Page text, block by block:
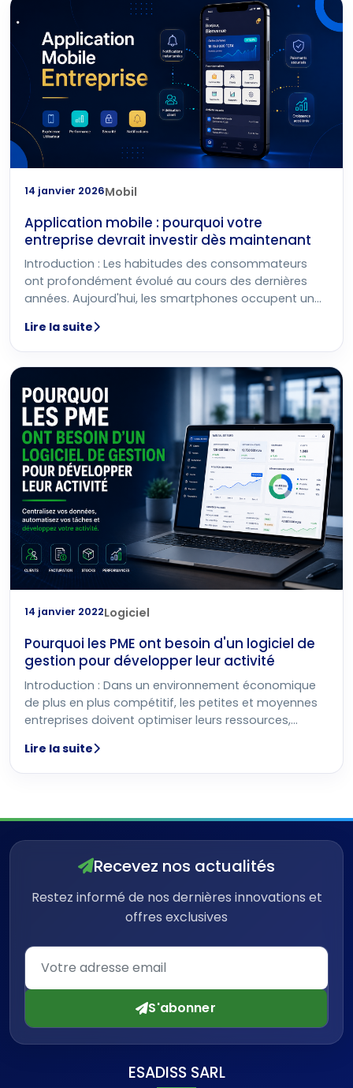
14 janvier 2026Mobil
Application mobile : pourquoi votre
entreprise devrait investir dès maintenant
Introduction : Les habitudes des consommateurs
ont profondément évolué au cours des dernières
années. Aujourd'hui, les smartphones occupent une
Lire la suite
14 janvier 2022Logiciel
Pourquoi les PME ont besoin d'un logiciel de
gestion pour développer leur activité
Introduction : Dans un environnement économique
de plus en plus compétitif, les petites et moyennes
entreprises doivent optimiser leurs ressources,
Lire la suite
Recevez nos actualités
Restez informé de nos dernières innovations et
offres exclusives
S'abonner
ESADISS SARL